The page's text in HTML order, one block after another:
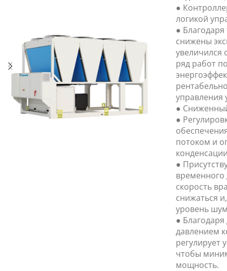
●
логикой
●
снижены
увеличился
ряд работ
управления
●
●
потоком и
●
временного
скорость
снижаться
уровень
●
давлением
регулирует
чтобы
мощность.